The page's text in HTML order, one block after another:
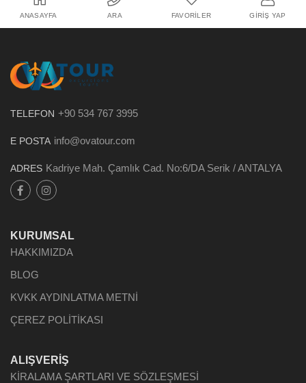
ANASAYFA ARA FAVORILER GIRIŞ YAP
TELEFON +90 534 767 3995
E POSTA info@ovatour.com
ADRES Kadriye Mah. Çamlık Cad. No:6/DA Serik / ANTALYA
KURUMSAL
HAKKIMIZDA
BLOG
KVKK AYDINLATMA METNİ
ÇEREZ POLİTİKASI
ALIŞVERİŞ
KİRALAMA ŞARTLARI VE SÖZLEŞMESİ